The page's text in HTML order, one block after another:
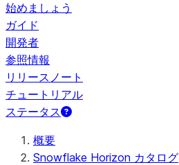
始めましょう
ガイド
開発者
参照情報
リリースノート
チュートリアル
ステータス
概要
Snowflake Horizon カタログ